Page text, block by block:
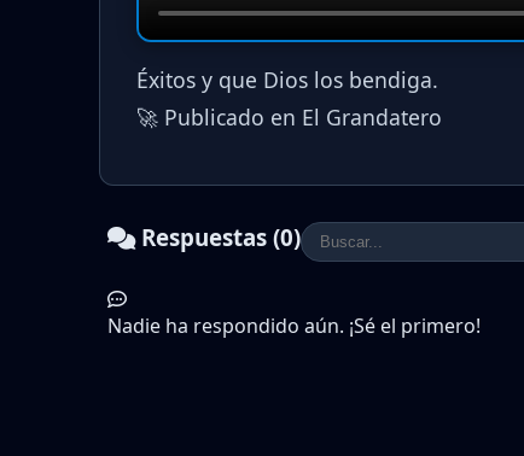
Éxitos y que Dios los bendiga.
🚀 Publicado en El Grandatero
Respuestas (0)
Nadie ha respondido aún. ¡Sé el primero!